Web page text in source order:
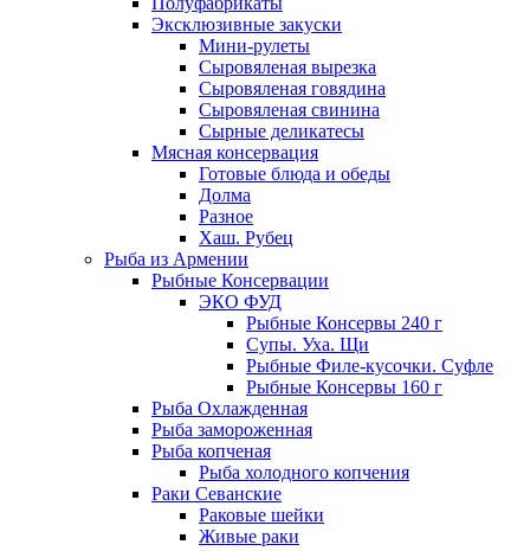
Эксклюзивные закуски
Мини-рулеты
Сыровяленая вырезка
Сыровяленая говядина
Сыровяленая свинина
Сырные деликатесы
Мясная консервация
Готовые блюда и обеды
Долма
Разное
Хаш. Рубец
Рыба из Армении
Рыбные Консервации
ЭКО ФУД
Рыбные Консервы 240 г
Супы. Уха. Щи
Рыбные Филе-кусочки. Суфле
Рыбные Консервы 160 г
Рыба Охлажденная
Рыба замороженная
Рыба копченая
Рыба холодного копчения
Раки Севанские
Раковые шейки
Живые раки